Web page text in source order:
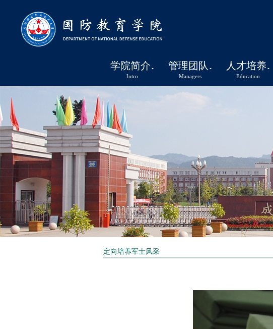
学院简介
Intro
管理团队
Managers
人才培养
Education
定向培养军士风采